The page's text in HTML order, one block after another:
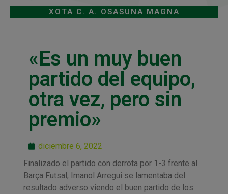
XOTA C. A. OSASUNA MAGNA
«Es un muy buen
partido del equipo,
otra vez, pero sin
premio»
diciembre 6, 2022
Finalizado el partido con derrota por 1-3 frente al
Barça Futsal, Imanol Arregui se lamentaba del
resultado adverso viendo el buen partido de los